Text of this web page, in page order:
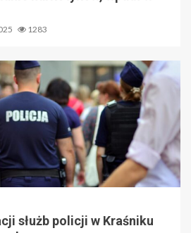
1283
służb policji w Kraśniku